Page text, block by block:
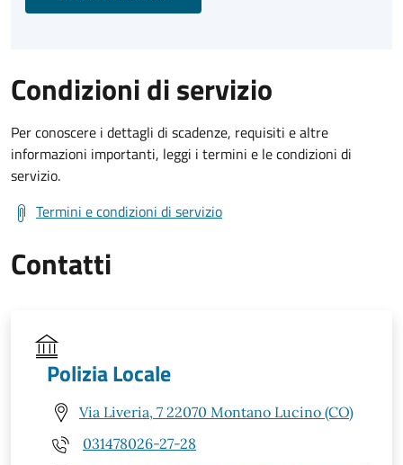
Condizioni di servizio
Per conoscere i dettagli di scadenze, requisiti e altre
informazioni importanti, leggi i termini e le condizioni di
servizio.
Termini e condizioni di servizio
Contatti
Polizia Locale
Via Liveria, 7 22070 Montano Lucino (CO)
031478026-27-28